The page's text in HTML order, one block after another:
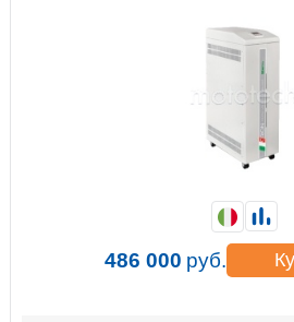
486 000 руб.